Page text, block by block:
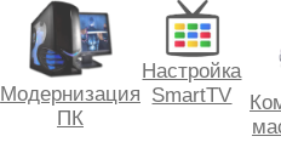
Модернизация
ПК
Настройка
SmartTV